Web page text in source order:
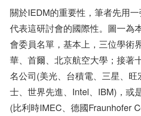
關於IEDM的重要性，筆者先用
代表這研討會的國際性。圖一為
會委員名單，基本上，三位學術
華、首爾、北京航空大學；接著
名公司(美光、台積電、三星、旺
士、世界先進、Intel、IBM)，或
(比利時IMEC、德國Fraunhofer